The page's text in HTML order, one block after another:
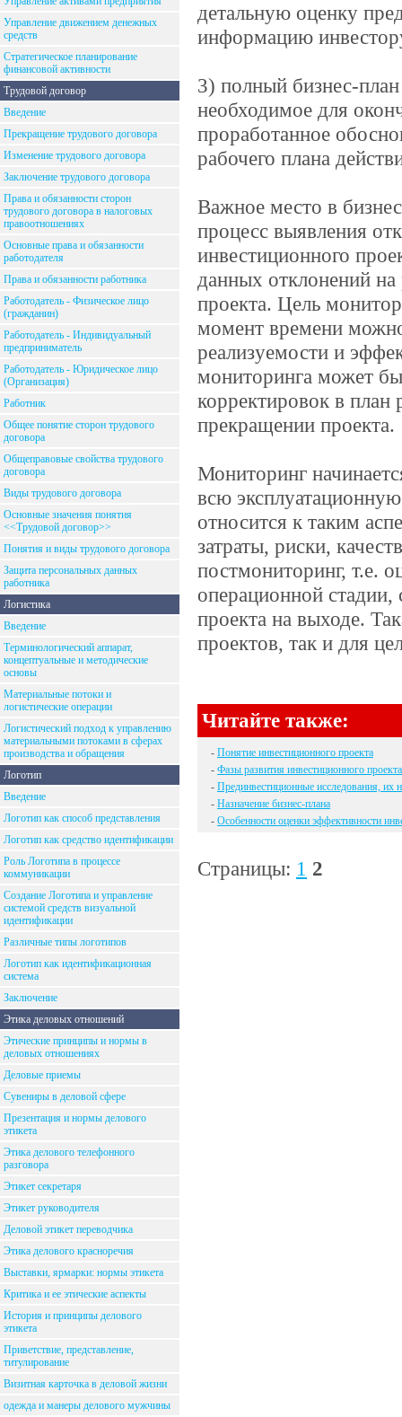
Управление движением денежных
средств
Стратегическое планирование
финансовой активности
Трудовой договор
Введение
Прекращение трудового договора
Изменение трудового договора
Заключение трудового договора
Права и обязанности сторон
трудового договора в налоговых
правоотношениях
Основные права и обязанности
работодателя
Права и обязанности работника
Работодатель - Физическое лицо
(гражданин)
Работодатель - Индивидуальный
предприниматель
Работодатель - Юридическое лицо
(Организация)
Работник
Общее понятие сторон трудового
договора
Общеправовые свойства трудового
договора
Виды трудового договора
Основные значения понятия
<<Трудовой договор>>
Понятия и виды трудового договора
Защита персональных данных
работника
Логистика
Введение
Терминологический аппарат,
концептуальные и методические
основы
Материальные потоки и
логистические операции
Логистический подход к управлению
материальными потоками в сферах
производства и обращения
Логотип
Введение
Логотип как способ представления
Логотип как средство идентификации
Роль Логотипа в процессе
коммуникации
Создание Логотипа и управление
системой средств визуальной
идентификации
Различные типы логотипов
Логотип как идентификационная
система
Заключение
Этика деловых отношений
Этические принципы и нормы в
деловых отношениях
Деловые приемы
Сувениры в деловой сфере
Презентация и нормы делового
этикета
Этика делового телефонного
разговора
Этикет секретаря
Этикет руководителя
Деловой этикет переводчика
Этика делового красноречия
Выставки, ярмарки: нормы этикета
Критика и ее этические аспекты
История и принципы делового
этикета
Приветствие, представление,
титулирование
Визитная карточка в деловой жизни
одежда и манеры делового мужчины
детальную оценку
информацию
3) полный бизнес-
необходимое для
проработанное
рабочего плана
Важное место в
процесс выявления
инвестиционного
данных отклонений
проекта. Цель
момент времени
реализуемости и
мониторинга может
корректировок в план
прекращении проекта.
Мониторинг
всю
относится к таким
затраты, риски,
постмониторинг, т.е.
операционной стадии,
проекта на выходе.
проектов, так и для
Читайте также:
- Понятие инвестиционного проекта
- Фазы развития инвестиционного проекта
- Прединвестиционные исследования, их
- Назначение бизнес-плана
- Особенности оценки эффективности
Страницы: 1 2